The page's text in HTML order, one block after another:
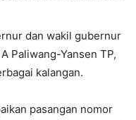
dan wakil gubernur
Paliwang-Yansen TP,
kalangan.
pasangan nomor